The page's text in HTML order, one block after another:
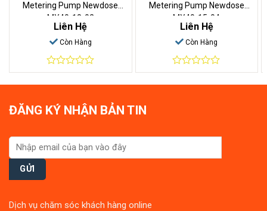
Metering Pump Newdose
MX40-18-02
Liên Hệ
Còn Hàng
0
out
Metering Pump Newdose
MX40-15-04
Liên Hệ
Còn Hàng
0
out
ĐĂNG KÝ NHẬN BẢN TIN
Dịch vụ chăm sóc khách hàng online